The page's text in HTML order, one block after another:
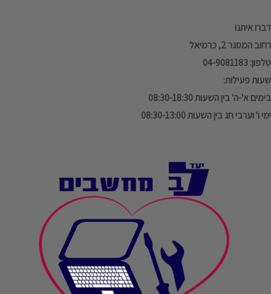
דברו איתנו
רחוב המסגר 2, כרמיאל
טלפון: 04-9081183
שעות פעילות:
בימים א'-ה' בין השעות 08:30-18:30
ימי ו' וערבי חג בין השעות 08:30-13:00